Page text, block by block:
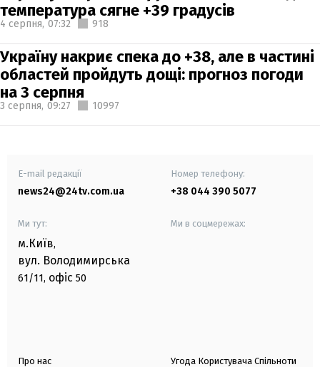
температура сягне +39 градусів
4 серпня, 07:32 918
Україну накриє спека до +38, але в частині
областей пройдуть дощі: прогноз погоди
на 3 серпня
3 серпня, 09:27 10997
E-mail редакції
news24@24tv.com.ua
Номер телефону:
+38 044 390 5077
Ми тут:
м.Київ,
вул. Володимирська
61/11, офіс 50
Ми в соцмережах:
Про нас Угода Користувача Спільноти